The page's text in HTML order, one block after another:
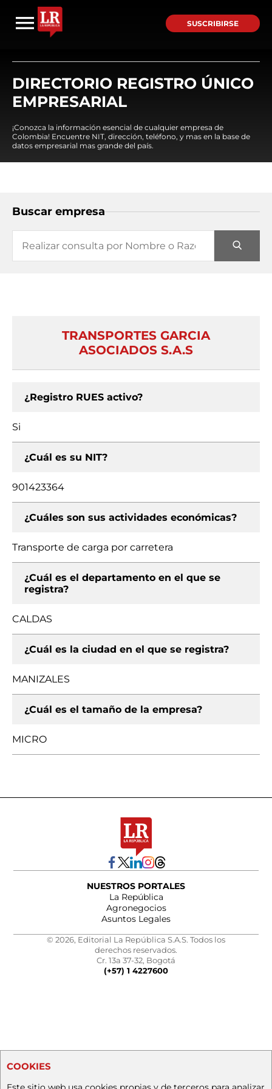
SUSCRIBIRSE
DIRECTORIO REGISTRO ÚNICO
EMPRESARIAL
¡Conozca la información esencial de cualquier empresa de
Colombia! Encuentre NIT, dirección, teléfono, y mas en la base de
datos empresarial mas grande del país.
Buscar empresa
TRANSPORTES GARCIA
ASOCIADOS S.A.S
¿Registro RUES activo?
Si
¿Cuál es su NIT?
901423364
¿Cuáles son sus actividades económicas?
Transporte de carga por carretera
¿Cuál es el departamento en el que se
registra?
CALDAS
¿Cuál es la ciudad en el que se registra?
MANIZALES
¿Cuál es el tamaño de la empresa?
MICRO
NUESTROS PORTALES
La República
Agronegocios
Asuntos Legales
© 2026, Editorial La República S.A.S. Todos los
derechos reservados.
Cr. 13a 37-32, Bogotá
(+57) 1 4227600
COOKIES